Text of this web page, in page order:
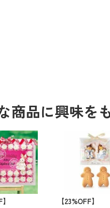
商品に興味を
【23%OFF】